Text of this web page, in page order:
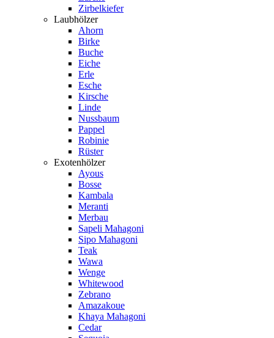
Zirbelkiefer
Laubhölzer
Ahorn
Birke
Buche
Eiche
Erle
Esche
Kirsche
Linde
Nussbaum
Pappel
Robinie
Rüster
Exotenhölzer
Ayous
Bosse
Kambala
Meranti
Merbau
Sapeli Mahagoni
Sipo Mahagoni
Teak
Wawa
Wenge
Whitewood
Zebrano
Amazakoue
Khaya Mahagoni
Cedar